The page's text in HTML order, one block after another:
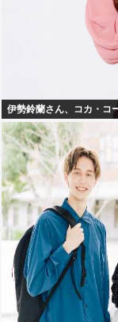
伊勢鈴蘭さん、コカ・コ